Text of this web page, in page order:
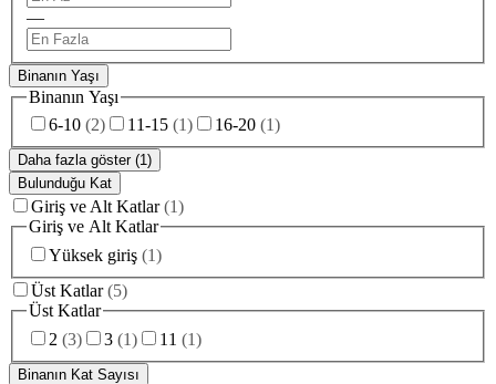
—
Binanın Yaşı
Binanın Yaşı
6-10 (2) 11-15 (1) 16-20 (1)
Daha fazla göster (1)
Bulunduğu Kat
Giriş ve Alt Katlar (1)
Giriş ve Alt Katlar
Yüksek giriş (1)
Üst Katlar (5)
Üst Katlar
2 (3) 3 (1) 11 (1)
Binanın Kat Sayısı